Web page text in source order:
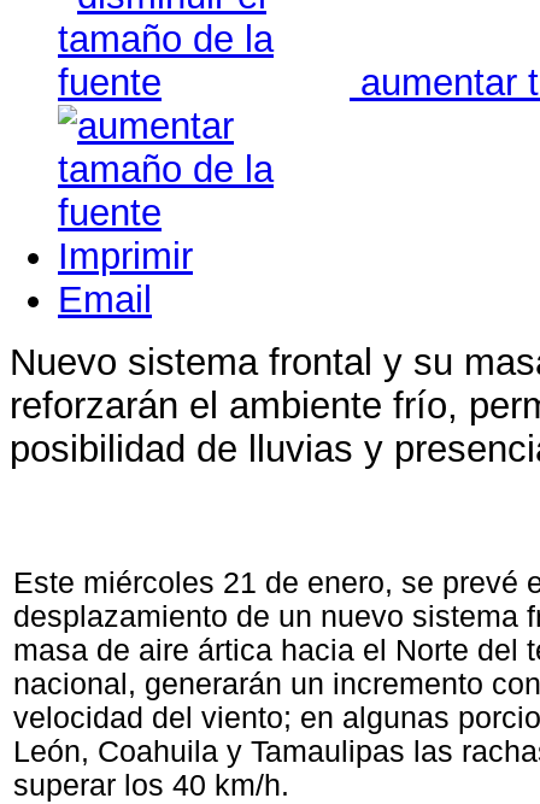
aumentar
Imprimir
Email
Nuevo sistema frontal y su
reforzarán el ambiente frío,
posibilidad de lluvias y
Este miércoles 21 de enero, se prevé
desplazamiento de un nuevo sistema
masa de aire ártica hacia el Norte del
nacional, generarán un incremento
velocidad del viento; en algunas
León, Coahuila y Tamaulipas las
superar los 40 km/h.